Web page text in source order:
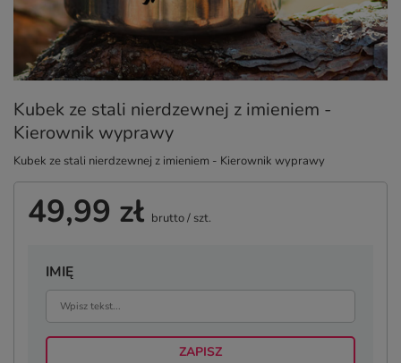
Kubek ze stali nierdzewnej z imieniem -
Kierownik wyprawy
Kubek ze stali nierdzewnej z imieniem - Kierownik wyprawy
49,99 zł brutto/ szt.
IMIĘ
ZAPISZ